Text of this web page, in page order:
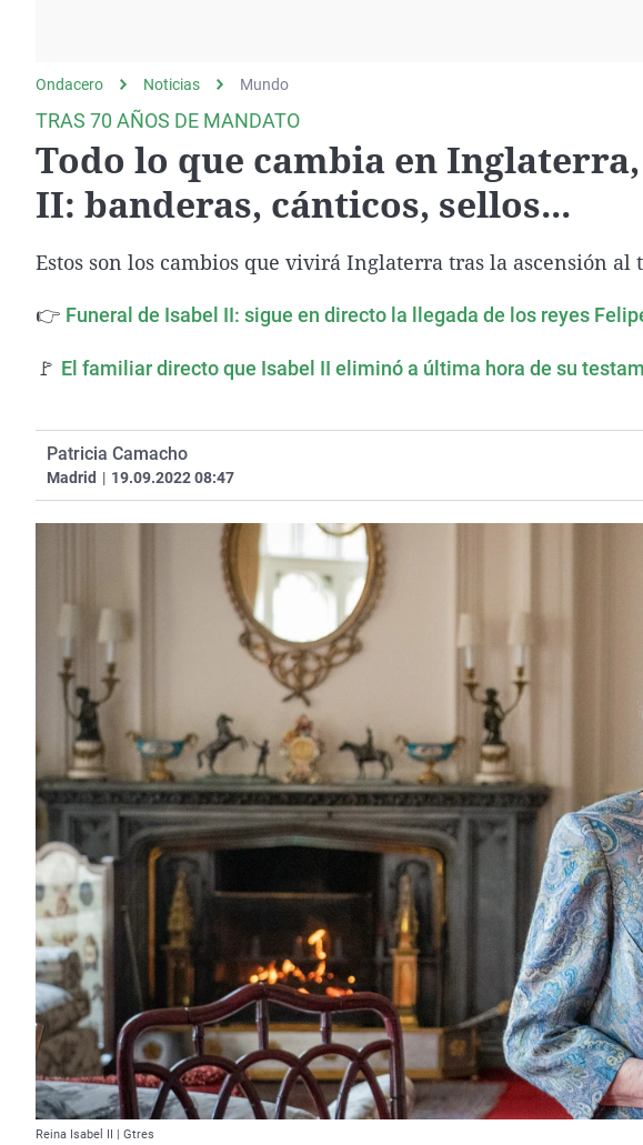
Como el perro y el
Operación Viuda
Negra
País Vasco
Ondacero Noticias Mundo
TRAS 70 AÑOS DE MANDATO
Todo lo que cambia en
II: banderas, cánticos, sellos...
Estos son los cambios que vivirá Inglaterra tras la ascensión
👉 Funeral de Isabel II: sigue en directo la llegada de los reyes
🚩 El familiar directo que Isabel II eliminó a última hora de su
Patricia Camacho
Madrid | 19.09.2022 08:47
Reina Isabel II | Gtres